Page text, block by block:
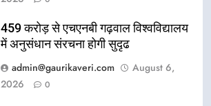
459 करोड़ से एचएनबी गढ़वाल विश्वविद्यालय
में अनुसंधान संरचना होगी सुदृढ
admin@gaurikaveri.com
August 6,
2026
0